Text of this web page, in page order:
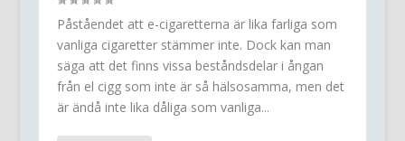
Påståendet att e-cigaretterna är lika farliga som
vanliga cigaretter stämmer inte. Dock kan man
säga att det finns vissa beståndsdelar i ångan
från el cigg som inte är så hälsosamma, men det
är ändå inte lika dåliga som vanliga...